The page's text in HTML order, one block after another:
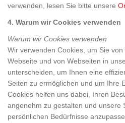
verwenden, lesen Sie bitte unsere
4. Warum wir Cookies verwenden
Warum wir Cookies verwenden
Wir verwenden Cookies, um Sie
Webseite und von Webseiten in
unterscheiden, um Ihnen eine
Seiten zu ermöglichen und um Ihre
Cookies helfen uns dabei, Ihren
angenehm zu gestalten und unsere
persönlichen Bedürfnisse